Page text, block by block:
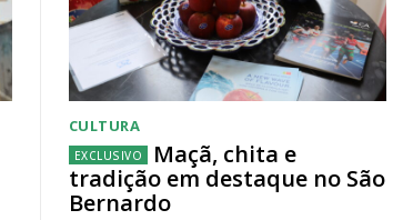
CULTURA
Maçã, chita e
tradição em destaque no São
Bernardo